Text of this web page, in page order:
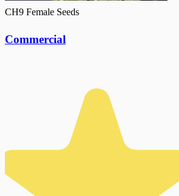
CH9 Female Seeds
Commercial